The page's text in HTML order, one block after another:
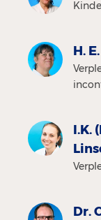
H.
I.K.
Dr.